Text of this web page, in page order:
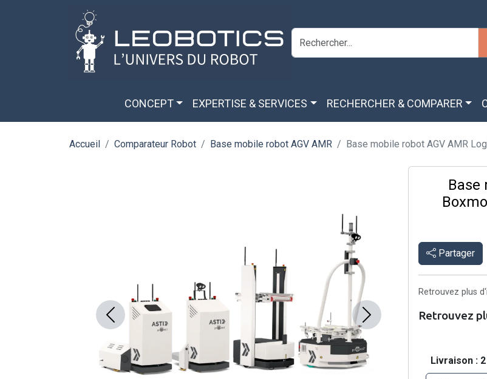
Aller au contenu principal
CONCEPT EXPERTISE & SERVICES RECHERCHER & COMPARER
Accueil Comparateur Robot Base mobile robot AGV AMR Base mobile robot AGV AMR
Previous Next
Base
Partager
Retrouvez plus
Retrouvez
Livraison :
Panneau de gestion des cookies